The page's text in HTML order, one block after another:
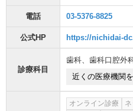
電話 03-5376-8825
公式HP https://nichidai-
診療科目
歯科、 歯科口腔外
近くの医療機関
オンライン診療